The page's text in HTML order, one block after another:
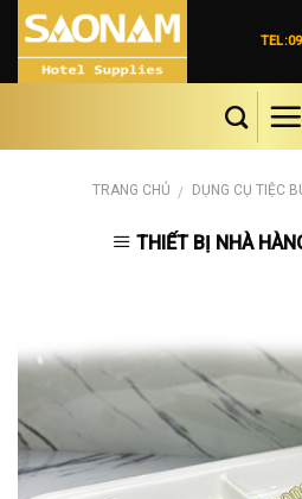
Skip
content
TRANG CHỦ / DỤNG CỤ TIỆC
THIẾT BỊ NHÀ